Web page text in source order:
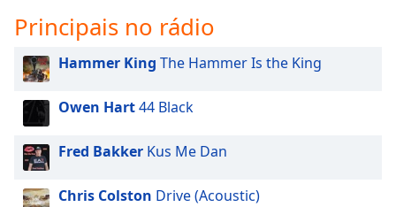
settings
dialog
subtitles
off
selected
Track
in-
Principais no rádio
Hammer King The Hammer Is the King
Owen Hart44 Black
Fred Bakker Kus Me Dan
Chris Colston Drive (Acoustic)